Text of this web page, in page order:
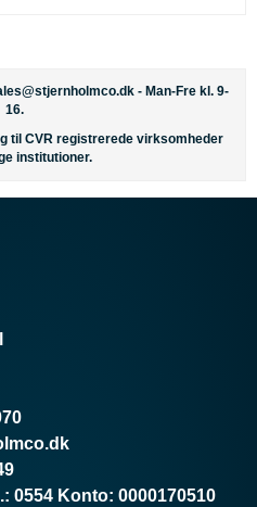
- Man-Fre kl. 9-
16.
til CVR registrerede virksomheder
institutioner.
0554 Konto: 0000170510